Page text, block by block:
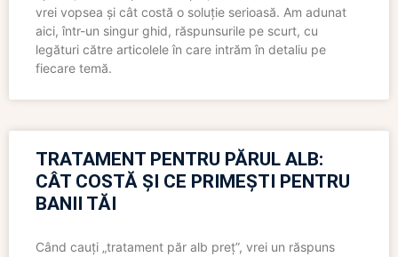
vrei vopsea și cât costă o soluție serioasă. Am adunat
aici, într-un singur ghid, răspunsurile pe scurt, cu
legături către articolele în care intrăm în detaliu pe
fiecare temă.
TRATAMENT PENTRU PĂRUL ALB:
CÂT COSTĂ ȘI CE PRIMEȘTI PENTRU
BANII TĂI
Când cauți „tratament păr alb preț”, vrei un răspuns